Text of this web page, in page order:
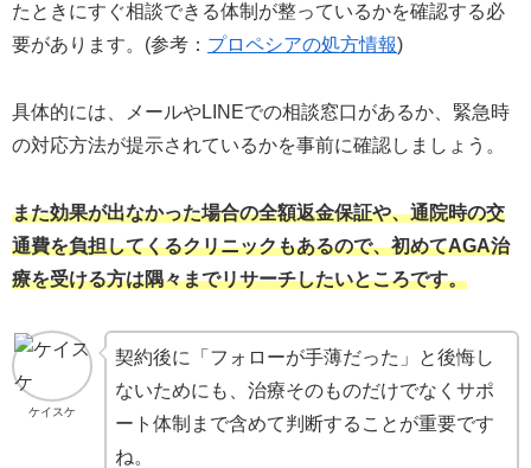
たときにすぐ相談できる体制が整っているかを確認する必
要があります。(参考： プロペシアの処方情報)
具体的には、メールやLINEでの相談窓口があるか、緊急時
の対応方法が提示されているかを事前に確認しましょう。
また効果が出なかった場合の全額返金保証や、通院時の交
通費を負担してくるクリニックもあるので、初めてAGA治
療を受ける方は隅々までリサーチしたいところです。
ケイスケ
契約後に「フォローが手薄だった」と後悔し
ないためにも、治療そのものだけでなくサポ
ート体制まで含めて判断することが重要です
ね。